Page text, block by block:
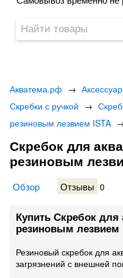
Акватема.рф →
Скребки с ручкой →
резиновым лезвием ISTA
Скребок для
резиновым
Обзор Отзывы 0
Купить Скребок для
резиновым лезвием
​Резиновый скребок для
загрязнений с внешней